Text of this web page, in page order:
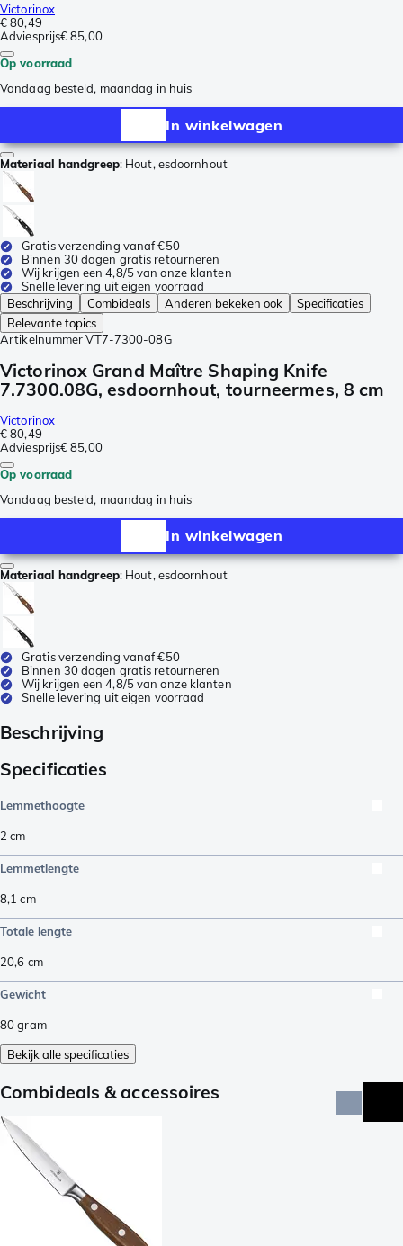
Victorinox
€ 80,49
Adviesprijs€ 85,00
Op voorraad
Vandaag besteld, maandag in huis
In winkelwagen
Materiaal handgreep: Hout, esdoornhout
Gratis verzending vanaf €50
Binnen 30 dagen gratis retourneren
Wij krijgen een 4,8/5 van onze klanten
Snelle levering uit eigen voorraad
Beschrijving
Combideals Anderen bekeken ook
Specificaties
Relevante topics
Artikelnummer VT7-7300-08G
Victorinox Grand Maître Shaping Knife
7.7300.08G, esdoornhout, tourneermes, 8 cm
Victorinox
€ 80,49
Adviesprijs€ 85,00
Op voorraad
Vandaag besteld, maandag in huis
In winkelwagen
Materiaal handgreep: Hout, esdoornhout
Gratis verzending vanaf €50
Binnen 30 dagen gratis retourneren
Wij krijgen een 4,8/5 van onze klanten
Snelle levering uit eigen voorraad
Beschrijving
Specificaties
Lemmethoogte
2 cm
Lemmetlengte
8,1 cm
Totale lengte
20,6 cm
Gewicht
80gram
Bekijk alle specificaties
Combideals & accessoires